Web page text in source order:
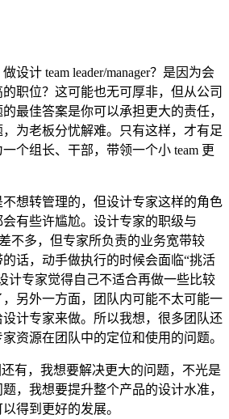
设计 team leader/manager？是因为会
职位？这可能也无可厚非，但从公司
最佳答案是你可以承担更大的责任，
为老板分忧解难。只有这样，才有足
个组长、干部，带领一个小 team 更
想转管理的，但设计专家这样的角色
有些许尴尬。设计专家的职级与
不多，但专家所负责的业务宽带较
话，动手做执行的时候会面临“挑活
计专家觉得自己不适合再做一些比较
另外一方面，团队内可能不太可能一
计专家来做。所以我想，很多团队还
资源在团队中的定位和使用的问题。
还有，我想要解决更大的问题，不光是
，我想要提升整个产品的设计水准，
得到更好的发展。